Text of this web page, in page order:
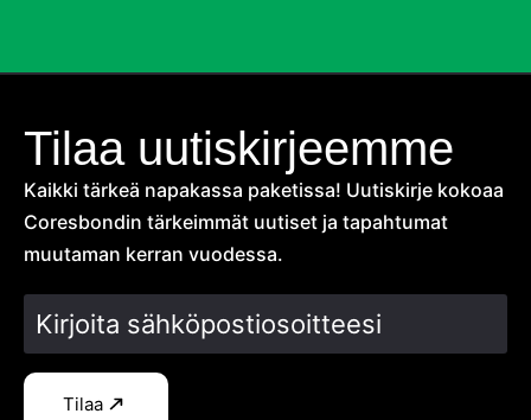
Tilaa uutiskirjeemme
Kaikki tärkeä napakassa paketissa! Uutiskirje kokoaa
Coresbondin tärkeimmät uutiset ja tapahtumat
muutaman kerran vuodessa.
Tilaa